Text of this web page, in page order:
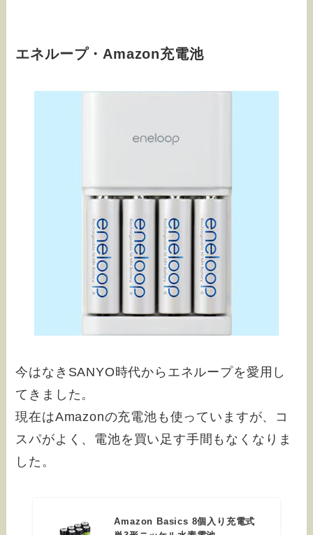
エネループ・Amazon充電池
今はなきSANYO時代からエネループを愛用し
てきました。
現在はAmazonの充電池も使っていますが、コ
スパがよく、電池を買い足す手間もなくなりま
した。
Amazon Basics 8個入り充電式